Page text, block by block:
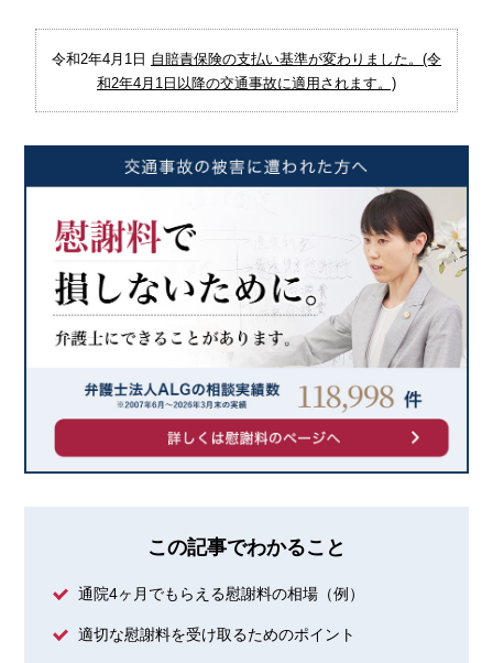
令和2年4月1日 自賠責保険の支払い基準が変わりました。(令
和2年4月1日以降の交通事故に適用されます。)
この記事でわかること
通院4ヶ月でもらえる慰謝料の相場（例）
適切な慰謝料を受け取るためのポイント